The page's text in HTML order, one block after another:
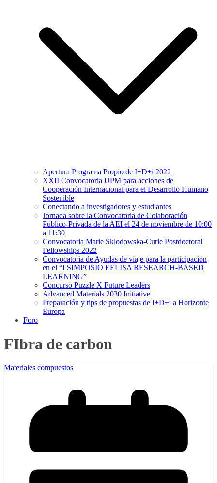
Apertura Programa Propio de I+D+i 2022
XXII Convocatoria UPM para acciones de
Cooperación Internacional para el Desarrollo Humano
Sostenible
Conectando a investigadores y estudiantes
Jornada sobre la Convocatoria de Colaboración
Público-Privada de la AEI el 24 de noviembre de 10:00
a 11:30
Convocatoria Marie Sklodowska-Curie Postdoctoral
Fellowships 2022
Convocatoria de Ayudas de viaje para la participación
en el “I SIMPOSIO EELISA RESEARCH-BASED
LEARNING”
Concurso Puzzle X Future Leaders
Advanced Materials 2030 Initiative
Preparación y tips de propuestas de I+D+i a Horizonte
Europa
Foro
FIbra de carbon
Materiales compuestos